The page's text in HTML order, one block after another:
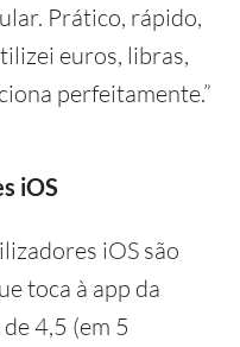
Prático, rápido,
euros, libras,
perfeitamente.”
iOS
iOS são
toca à app da
4,5 (em 5